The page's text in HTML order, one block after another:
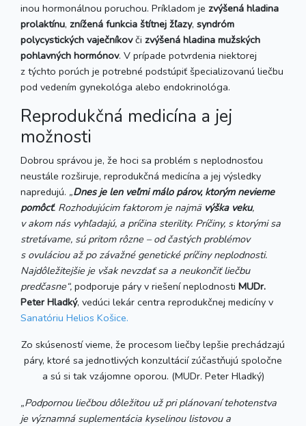
inou hormonálnou poruchou. Príkladom je zvýšená hladina
prolaktínu, znížená funkcia štítnej žľazy, syndróm
polycystických vaječníkovči zvýšená hladina mužských
pohlavných hormónov. V prípade potvrdenia niektorej
z týchto porúch je potrebné podstúpiť špecializovanú liečbu
pod vedením gynekológa alebo endokrinológa.
Reprodukčná medicína a jej
možnosti
Dobrou správou je, že hoci sa problém s neplodnosťou
neustále rozširuje, reprodukčná medicína a jej výsledky
napredujú. „Dnes je len veľmi málo párov, ktorým nevieme
pomôcť. Rozhodujúcim faktorom je najmä výška veku,
v akom nás vyhľadajú, a príčina sterility. Príčiny, s ktorými sa
stretávame, sú pritom rôzne – od častých problémov
s ovuláciou až po závažné genetické príčiny neplodnosti.
Najdôležitejšie je však nevzdať sa a neukončiť liečbu
predčasne“, podporuje páry v riešení neplodnosti MUDr.
Peter Hladký, vedúci lekár centra reprodukčnej medicíny v
Sanatóriu Helios Košice.
Zo skúseností vieme, že procesom liečby lepšie prechádzajú
páry, ktoré sa jednotlivých konzultácií zúčastňujú spoločne
a sú si tak vzájomne oporou. (MUDr. Peter Hladký)
„Podpornou liečbou dôležitou už pri plánovaní tehotenstva
je významná suplementácia kyselinou listovou a